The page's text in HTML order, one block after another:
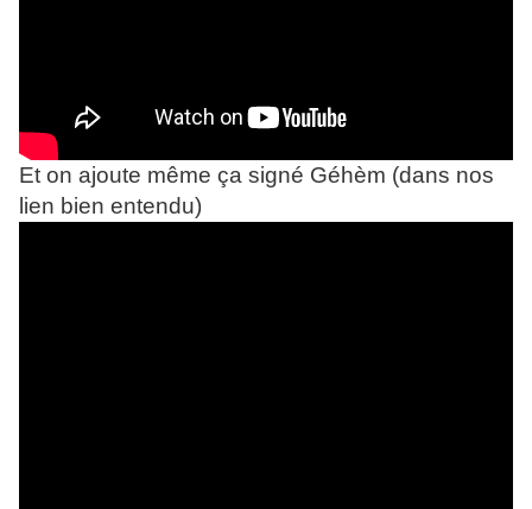
Et on ajoute même ça signé Géhèm (dans nos
lien bien entendu)